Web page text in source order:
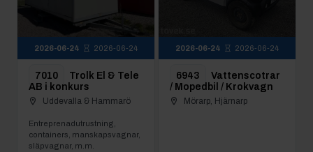
2026-06-24 2026-06-24
7010
Trolk El & Tele
AB i konkurs
Uddevalla & Hammarö
Entreprenadutrustning,
containers, manskapsvagnar,
släpvagnar, m.m.
2026-06-24 2026-06-24
6943
Vattenscotrar
/ Mopedbil / Krokvagn
Mörarp, Hjärnarp